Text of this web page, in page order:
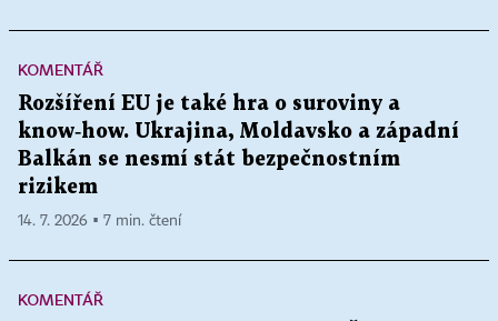
KOMENTÁŘ
Rozšíření EU je také hra o suroviny a
know‑how. Ukrajina, Moldavsko a západní
Balkán se nesmí stát bezpečnostním
rizikem
14. 7. 2026 ▪ 7 min. čtení
KOMENTÁŘ